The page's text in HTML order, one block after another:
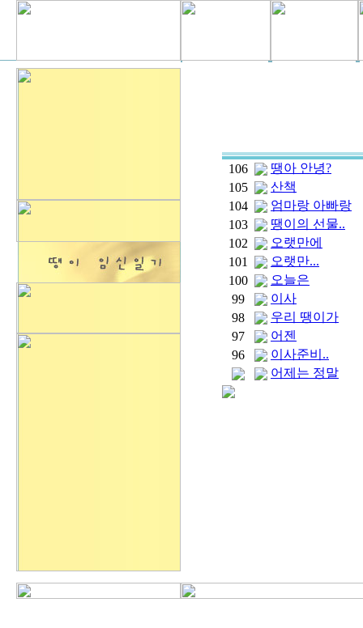
106
땡아 안녕?
105
산책
104
엄마랑 아빠랑
103
땡이의 선물..
102
오랫만에
101
오랫만...
100
오늘은
99
이사
98
우리 땡이가
97
어젠
96
이사준비..
어제는 정말